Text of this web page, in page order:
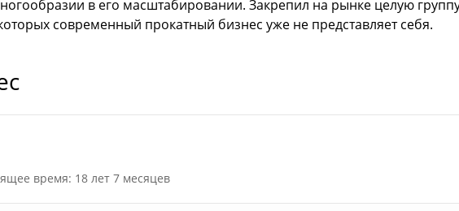
в его масштабировании. Закрепил на рынке целую
современный прокатный бизнес уже не представляет себя.
время: 18 лет 7 месяцев